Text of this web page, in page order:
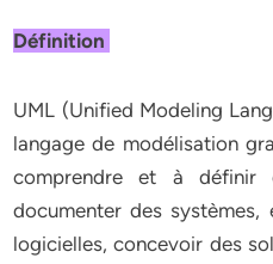
Définition
UML (Unified Modeling
langage de modélisation
comprendre et à définir
documenter des systèmes,
logicielles, concevoir des